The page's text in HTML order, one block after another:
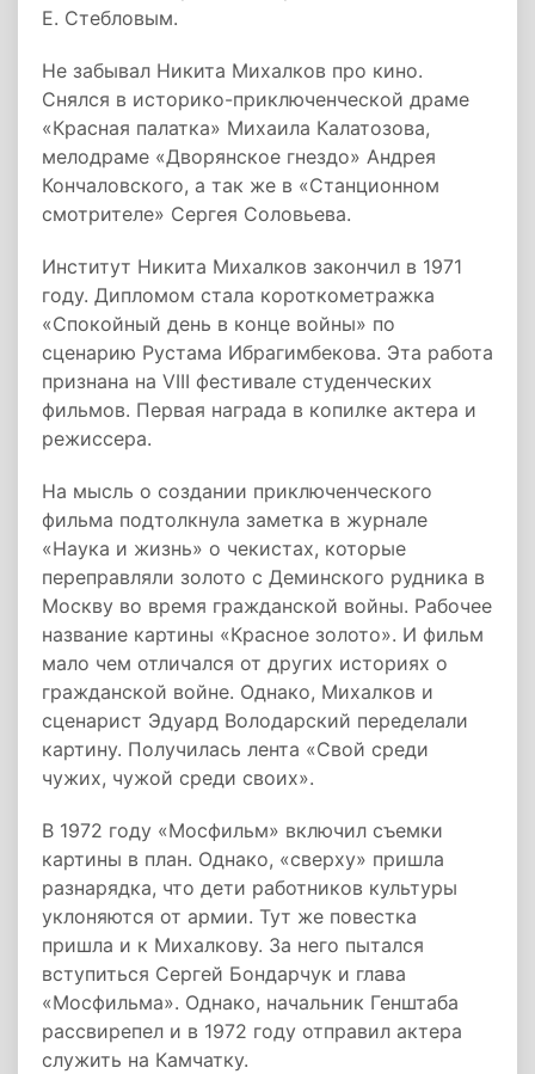
Е. Стебловым.
Не забывал Никита Михалков про кино.
Снялся в историко-приключенческой драме
«Красная палатка» Михаила Калатозова,
мелодраме «Дворянское гнездо» Андрея
Кончаловского, а так же в «Станционном
смотрителе» Сергея Соловьева.
Институт Никита Михалков закончил в 1971
году. Дипломом стала короткометражка
«Спокойный день в конце войны» по
сценарию Рустама Ибрагимбекова. Эта работа
признана на VIII фестивале студенческих
фильмов. Первая награда в копилке актера и
режиссера.
На мысль о создании приключенческого
фильма подтолкнула заметка в журнале
«Наука и жизнь» о чекистах, которые
переправляли золото с Деминского рудника в
Москву во время гражданской войны. Рабочее
название картины «Красное золото». И фильм
мало чем отличался от других историях о
гражданской войне. Однако, Михалков и
сценарист Эдуард Володарский переделали
картину. Получилась лента «Свой среди
чужих, чужой среди своих».
В 1972 году «Мосфильм» включил съемки
картины в план. Однако, «сверху» пришла
разнарядка, что дети работников культуры
уклоняются от армии. Тут же повестка
пришла и к Михалкову. За него пытался
вступиться Сергей Бондарчук и глава
«Мосфильма». Однако, начальник Генштаба
рассвирепел и в 1972 году отправил актера
служить на Камчатку.